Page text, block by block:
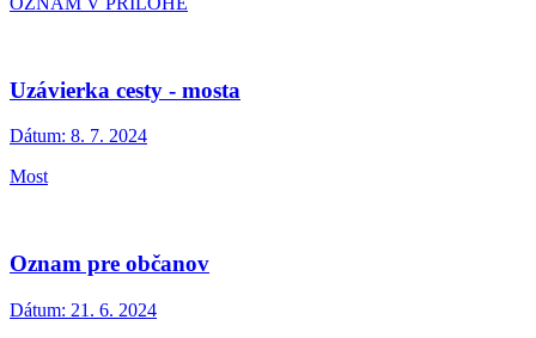
Uzávierka cesty - mosta
Dátum: 8. 7. 2024
Most
Oznam pre občanov
Dátum: 21. 6. 2024